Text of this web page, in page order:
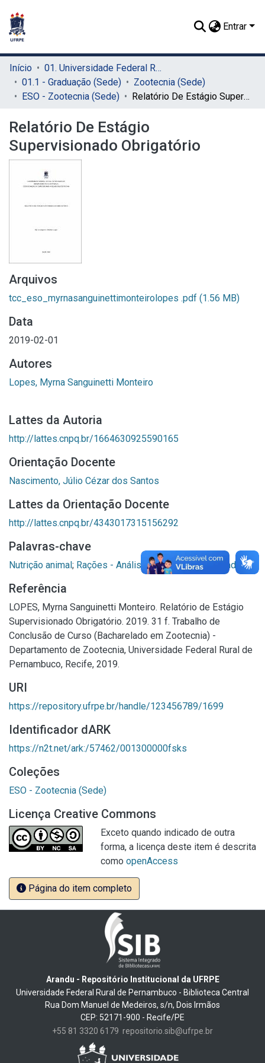
Entrar
Início
01. Universidade Federal Rural de Pernambuco - UFRPE (Sede)
01.1 - Graduação (Sede)
Zootecnia (Sede)
ESO - Zootecnia (Sede)
Relatório De Estágio Supervisionado Obrigatório
Relatório De Estágio
Supervisionado Obrigatório
Arquivos
tcc_eso_myrnasanguinettimonteirolopes .pdf (1.56 MB)
Data
2019-02-01
Autores
Lopes, Myrna Sanguinetti Monteiro
Lattes da Autoria
http://lattes.cnpq.br/1664630925590165
Orientação Docente
Nascimento, Júlio Cézar dos Santos
Lattes da Orientação Docente
http://lattes.cnpq.br/4343017315156292
Palavras-chave
Nutrição animal; Rações - Análise ;Controle de qualidade
Referência
LOPES, Myrna Sanguinetti Monteiro. Relatório de Estágio
Supervisionado Obrigatório. 2019. 31 f. Trabalho de
Conclusão de Curso (Bacharelado em Zootecnia) -
Departamento de Zootecnia, Universidade Federal Rural de
Pernambuco, Recife, 2019.
URI
https://repository.ufrpe.br/handle/123456789/1699
Identificador dARK
https://n2t.net/ark:/57462/001300000fsks
Coleções
ESO - Zootecnia (Sede)
Licença Creative Commons
Exceto quando indicado de outra
forma, a licença deste item é descrita
como openAccess
Página do item completo
Arandu - Repositório Institucional da UFRPE
Universidade Federal Rural de Pernambuco - Biblioteca Central
Rua Dom Manuel de Medeiros, s/n, Dois Irmãos
CEP: 52171-900 - Recife/PE
+55 81 3320 6179 repositorio.sib@ufrpe.br